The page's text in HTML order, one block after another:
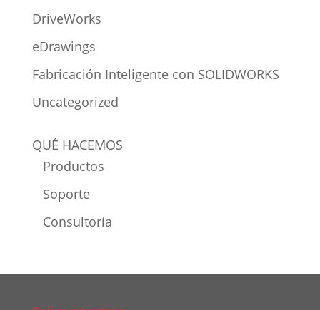
DriveWorks
eDrawings
Fabricación Inteligente con SOLIDWORKS
Uncategorized
QUÉ HACEMOS
Productos
Soporte
Consultoría